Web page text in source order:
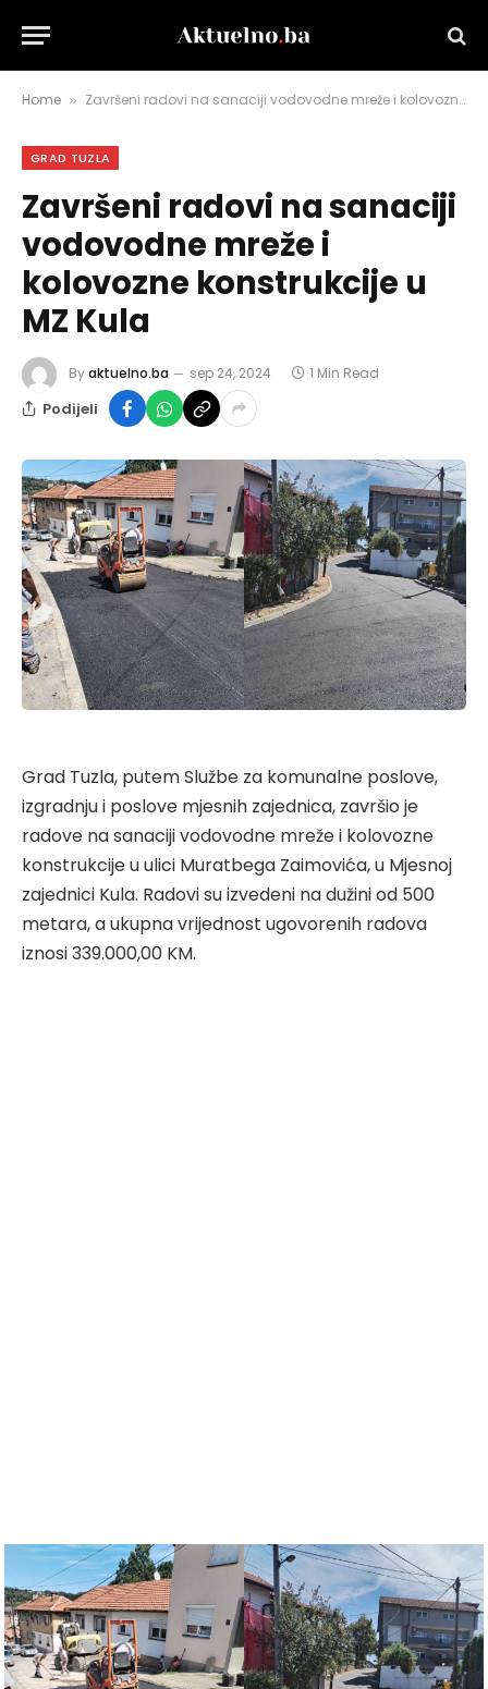
Home » Završeni radovi na sanaciji vodovodne mreže i kolovozne konstrukcije u MZ Kula
GRAD TUZLA
Završeni radovi na sanaciji
vodovodne mreže i
kolovozne konstrukcije u
MZ Kula
Byaktuelno.ba sep 24, 2024 1 Min Read
Podijeli
Grad Tuzla, putem Službe za komunalne poslove,
izgradnju i poslove mjesnih zajednica, završio je
radove na sanaciji vodovodne mreže i kolovozne
konstrukcije u ulici Muratbega Zaimovića, u Mjesnoj
zajednici Kula. Radovi su izvedeni na dužini od 500
metara, a ukupna vrijednost ugovorenih radova
iznosi 339.000,00 KM.